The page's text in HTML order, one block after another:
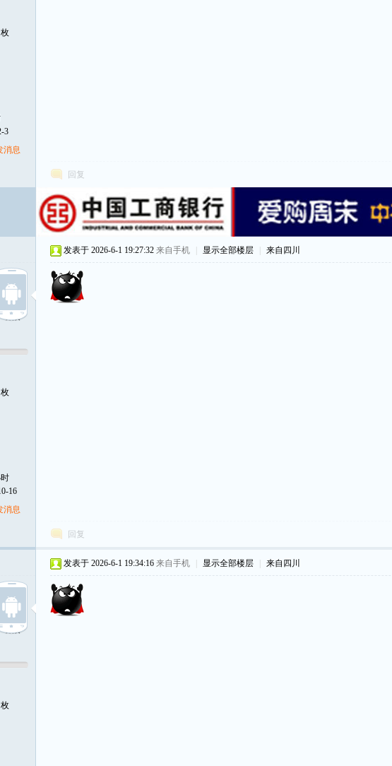
枚
3
消息
回复
0
听众
16
消息
发表于 2026-6-1 19:27:32 来自手机 显示全部楼层 来自四川
回复
0
听众
发表于 2026-6-1 19:34:16 来自手机 显示全部楼层 来自四川